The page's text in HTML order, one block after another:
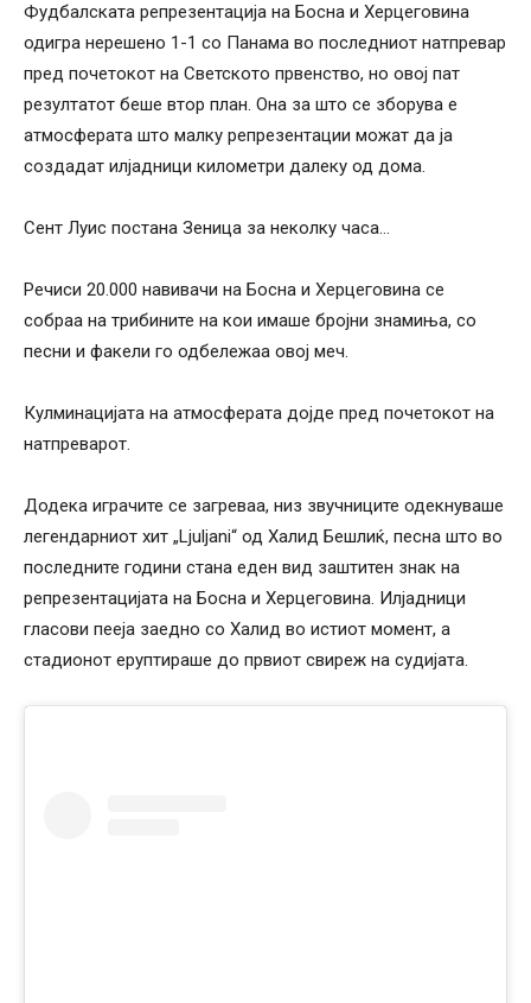
Фудбалската репрезентација на Босна и Херцеговина
одигра нерешено 1-1 со Панама во последниот натпревар
пред почетокот на Светското првенство, но овој пат
резултатот беше втор план. Она за што се зборува е
атмосферата што малку репрезентации можат да ја
создадат илјадници километри далеку од дома.
Сент Луис постана Зеница за неколку часа…
Речиси 20.000 навивачи на Босна и Херцеговина се
собраа на трибините на кои имаше бројни знамиња, со
песни и факели го одбележаа овој меч.
Кулминацијата на атмосферата дојде пред почетокот на
натпреварот.
Додека играчите се загреваа, низ звучниците одекнуваше
легендарниот хит „Ljuljani“ од Халид Бешлиќ, песна што во
последните години стана еден вид заштитен знак на
репрезентацијата на Босна и Херцеговина. Илјадници
гласови пееја заедно со Халид во истиот момент, а
стадионот еруптираше до првиот свиреж на судијата.